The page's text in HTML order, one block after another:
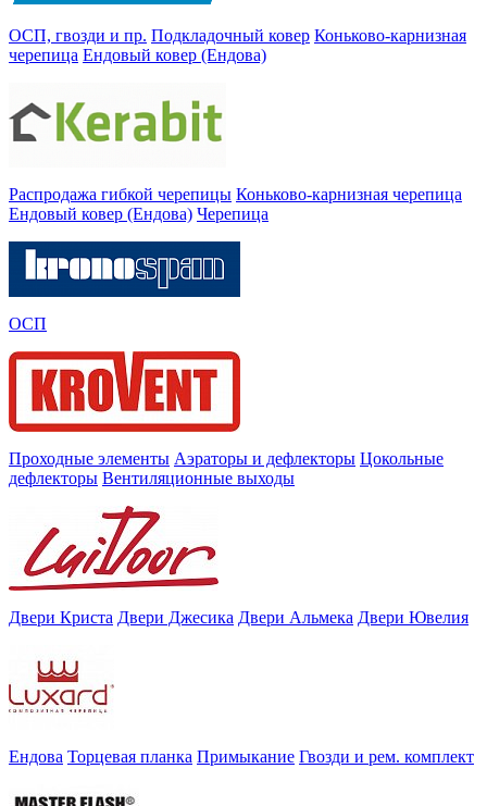
ОСП, гвозди и пр. Подкладочный ковер Коньково-карнизная
черепица Ендовый ковер (Ендова)
Распродажа гибкой черепицы Коньково-карнизная черепица
Ендовый ковер (Ендова) Черепица
ОСП
Проходные элементы Аэраторы и дефлекторы Цокольные
дефлекторы Вентиляционные выходы
Двери Криста Двери Джесика Двери Альмека Двери Ювелия
Ендова Торцевая планка Примыкание Гвозди и рем. комплект